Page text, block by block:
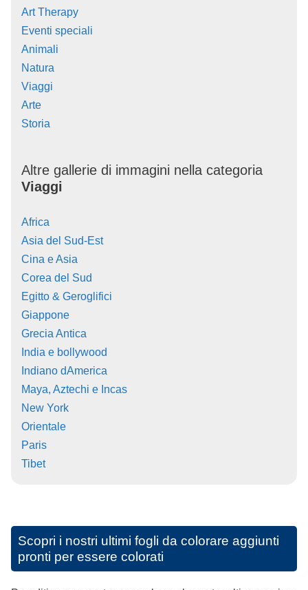
Art Therapy
Eventi speciali
Animali
Natura
Viaggi
Arte
Storia
Altre gallerie di immagini nella categoria
Viaggi
Africa
Asia del Sud-Est
Cina e Asia
Corea del Sud
Egitto & Geroglifici
Giappone
Grecia Antica
India e bollywood
Indiano dAmerica
Maya, Aztechi e Incas
New York
Orientale
Paris
Tibet
Scopri i nostri ultimi fogli da colorare aggiunti
pronti per essere colorati